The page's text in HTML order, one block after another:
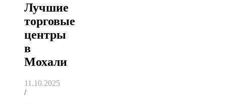
Лучшие
торговые
центры
в
Мохали
11.10.2025
/